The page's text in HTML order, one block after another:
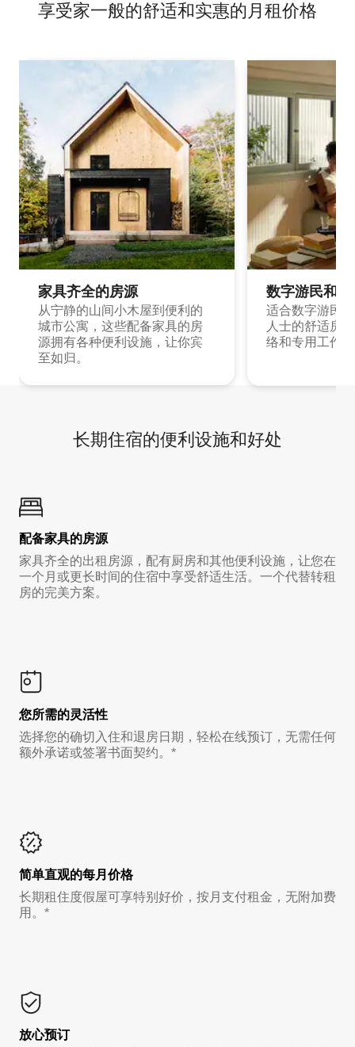
享受家一般的舒适和实惠的月租价格
家具齐全的房源
从宁静的山间小木屋到便利的
城市公寓，这些配备家具的房
源拥有各种便利设施，让你宾
至如归。
数字游民和
适合数字游民
人士的舒适房
络和专用工作
长期住宿的便利设施和好处
配备家具的房源
家具齐全的出租房源，配有厨房和其他便利设施，让您在
一个月或更长时间的住宿中享受舒适生活。一个代替转租
房的完美方案。
您所需的灵活性
选择您的确切入住和退房日期，轻松在线预订，无需任何
额外承诺或签署书面契约。*
简单直观的每月价格
长期租住度假屋可享特别好价，按月支付租金，无附加费
用。*
放心预订